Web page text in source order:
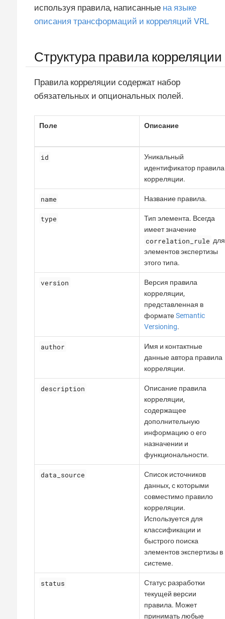
используя правила, написанные на языке
описания трансформаций и корреляций VRL
Структура правила корреляции
Правила корреляции содержат набор
обязательных и опциональных полей.
Поле Описание
id
Уникальный
идентификатор правила
корреляции.
name Название правила.
type
Тип элемента. Всегда
имеет значение
correlation_rule для
элементов экспертизы
этого типа.
version
Версия правила
корреляции,
представленная в
форматеSemantic
Versioning.
author
Имя и контактные
данные автора правила
корреляции.
description
Описание правила
корреляции,
содержащее
дополнительную
информацию о его
назначении и
функциональности.
data_source
Список источников
данных, с которыми
совместимо правило
корреляции.
Используется для
классификации и
быстрого поиска
элементов экспертизы в
системе.
status
Статус разработки
текущей версии
правила. Может
принимать любые